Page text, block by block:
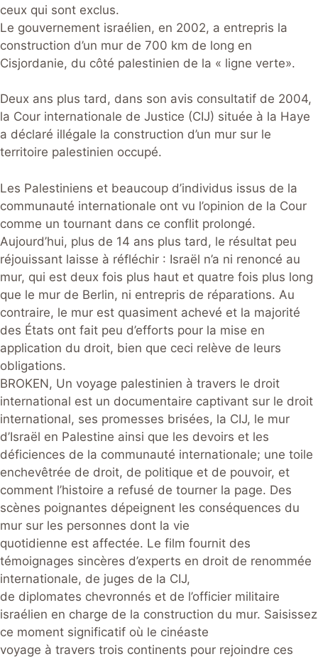
ceux qui sont exclus.
Le gouvernement israélien, en 2002, a entrepris la
construction d’un mur de 700 km de long en
Cisjordanie, du côté palestinien de la « ligne verte».
Deux ans plus tard, dans son avis consultatif de 2004,
la Cour internationale de Justice (CIJ) située à la Haye
a déclaré illégale la construction d’un mur sur le
territoire palestinien occupé.
Les Palestiniens et beaucoup d’individus issus de la
communauté internationale ont vu l’opinion de la Cour
comme un tournant dans ce conflit prolongé.
Aujourd’hui, plus de 14 ans plus tard, le résultat peu
réjouissant laisse à réfléchir : Israël n’a ni renoncé au
mur, qui est deux fois plus haut et quatre fois plus long
que le mur de Berlin, ni entrepris de réparations. Au
contraire, le mur est quasiment achevé et la majorité
des États ont fait peu d’efforts pour la mise en
application du droit, bien que ceci relève de leurs
obligations.
BROKEN, Un voyage palestinien à travers le droit
international est un documentaire captivant sur le droit
international, ses promesses brisées, la CIJ, le mur
d’Israël en Palestine ainsi que les devoirs et les
déficiences de la communauté internationale; une toile
enchevêtrée de droit, de politique et de pouvoir, et
comment l’histoire a refusé de tourner la page. Des
scènes poignantes dépeignent les conséquences du
mur sur les personnes dont la vie
quotidienne est affectée. Le film fournit des
témoignages sincères d’experts en droit de renommée
internationale, de juges de la CIJ,
de diplomates chevronnés et de l’officier militaire
israélien en charge de la construction du mur. Saisissez
ce moment significatif où le cinéaste
voyage à travers trois continents pour rejoindre ces